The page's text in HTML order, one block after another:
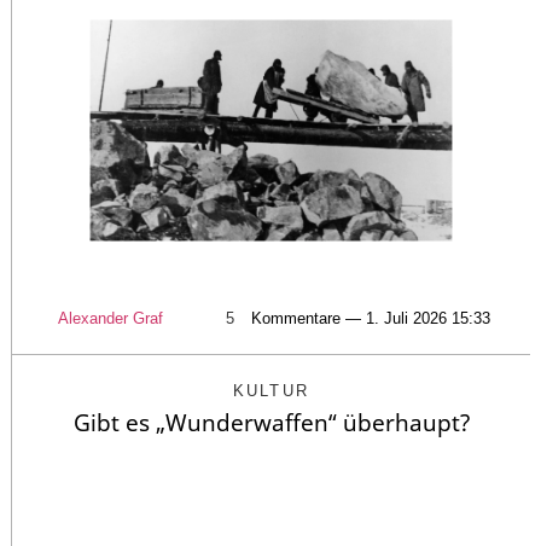
Alexander Graf 5 Kommentare — 1. Juli 2026 15:33
KULTUR
Gibt es „Wunderwaffen“ überhaupt?